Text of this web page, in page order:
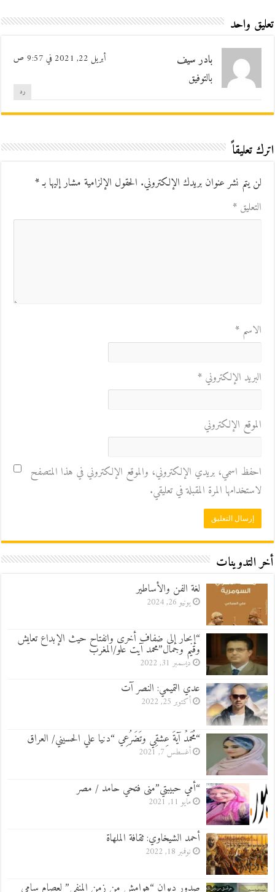
تعليق واحد
بادر سيف أبريل 22, 2021 في 9:57 ص
بالتوفيق
رد
اترك تعليقاً
لن يتم نشر عنوان بريدك الإلكتروني. الحقول الإلزامية مشار إليها بـ*
التعليق*
الاسم*
البريد الإلكتروني*
الموقع الإلكتروني
احفظ اسمي، بريدي الإلكتروني، والموقع الإلكتروني في هذا المتصفح
لاستخدامها المرة المقبلة في تعليقي.
أخر التدوينات
لغة الفن والأساطير
يونيو 26, 2024
“إبحار إلى ضفاف أخرى وانفتاح حيث الإبداع تعايش
وقيم وجمال”محمد آيت علو/المغرب
ديسمبر 31, 2022
عدي التميمي: النصر آت
أكتوبر 25, 2022
“مُحَمدٌ آيةَ عِشقِي وتَضَرُعِي “دنيا علي الحسيني/ العراق
أغسطس 7, 2021
“أمي حبيبتي”منى فتحي حامد / مصر
مايو 11, 2021
أحمد الشيخاوي: ثقافة الملهاة
نوفمبر 18, 2022